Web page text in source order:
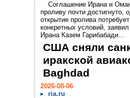
Соглашение Ирана и
проливу почти достигнуто,
открытие пролива
конкретных условий,
Ирана Казем Гарибабади...
США сняли
иракской
Baghdad
2026-08-06
ria.ru